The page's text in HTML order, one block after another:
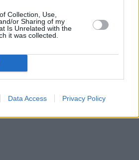
Collection, Use,
or Sharing of my
Is Unrelated with the
it was collected.
Data Access Privacy Policy